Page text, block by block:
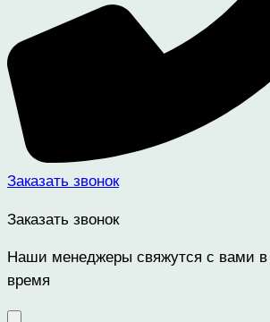
Заказать звонок
Заказать звонок
Наши менеджеры свяжутся с вами в
время